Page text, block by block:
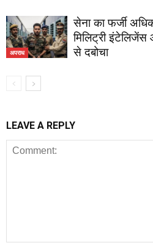
अपराध
सेना का फर्जी
मिलिट्री
से दबोचा
LEAVE A REPLY